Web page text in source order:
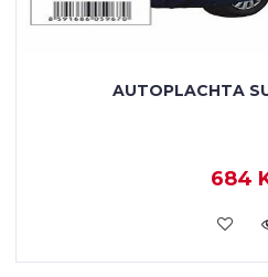
AUTOPLACHTA
684